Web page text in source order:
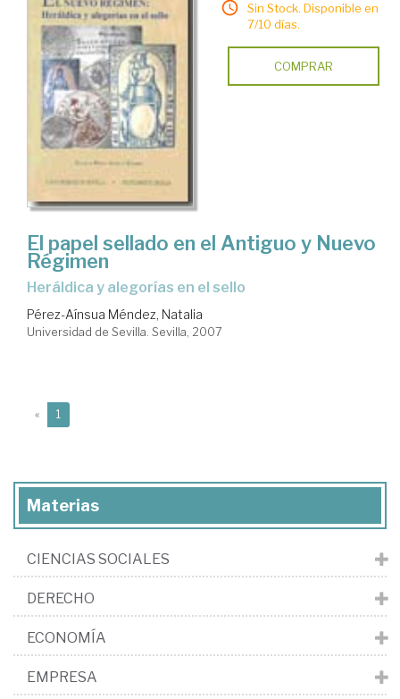
Sin Stock. Disponible en
7/10 días.
COMPRAR
El papel sellado en el Antiguo y Nuevo
Régimen
heráldica y alegorías en el sello
Pérez-Aínsua Méndez, Natalia
Universidad de Sevilla. Sevilla, 2007
« 1
Materias
CIENCIAS SOCIALES
DERECHO
ECONOMÍA
EMPRESA